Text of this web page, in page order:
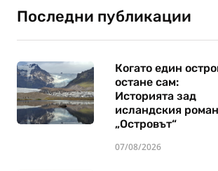
Последни публикации
Когато един
остане сам:
Историята зад
исландския роман
„Островът“
07/08/2026